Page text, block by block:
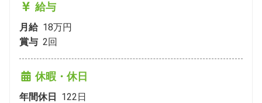
給与
月給 18万円
賞与 2回
休暇・休日
年間休日 122日